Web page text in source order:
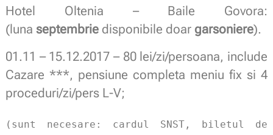
Hotel Oltenia – Baile Govora:
(luna septembriedisponibile doar garsoniere).
01.11 – 15.12.2017 – 80 lei/zi/persoana, include
Cazare ***, pensiune completa meniu fix si 4
proceduri/zi/pers L-V;
(sunt necesare: cardul SNST, biletul de